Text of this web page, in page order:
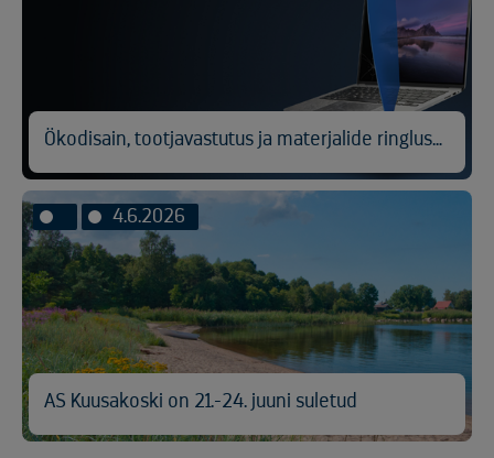
4.6.2026
AS Kuusakoski on 21.-24. juuni suletud